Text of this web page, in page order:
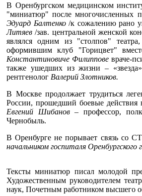
В Оренбургском медицинском
"миниатюр" после многочисленных
Эдуард Балтенко/к сожалению рано
Литяев/зав. центральной женской
являлся одним из "столпов"
оформившим клуб "Горицвет"
Константиновиче Филипповевраче-
также ушедших из жизни –
рентгенолог Валерий Злотников.
В Москве продолжает трудиться
России, прошедший боевые действия
Евгений Шибанов– профессор,
Чернобыль.
В Оренбурге не порывает связь со
начальником госпиталя Оренбургского
Тексты миниатюр писал молодой
Художественным руководителем
наук, Почетным работником высшего